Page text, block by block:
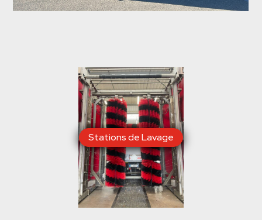
Stations de Lavage